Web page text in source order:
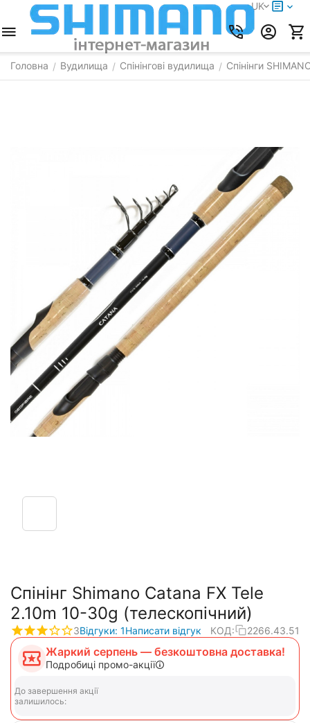
UK
Головна / Вудилища / Спінінгові вудилища / Спінінги
Спінінг Shimano Catana FX Tele
2.10m 10-30g (телескопічний)
3Відгуки: 1Написати відгук КОД: 2266.43.51
Жаркий серпень — безкоштовна доставка!
Подробиці промо-акції
До завершення акції
залишилось: